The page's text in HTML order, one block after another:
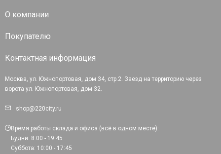
О компании
Покупателю
Контактная информация
Москва, ул. Южнопортовая, дом 34, стр.2. Заезд на территорию через
ворота ул. Южнопортовая, дом 32.
shop@220city.ru
Время работы склада и офиса (всё в одном месте):
Будни: 8:00 - 19:45
Суббота: 10:00 - 17:45